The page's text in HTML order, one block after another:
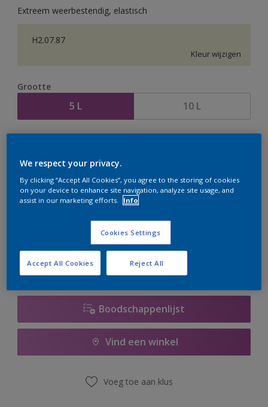
Extreem weerbestendig, elastisch
H2.07.87
Kleur wijzigen
Grootte
5 L 10 L
Op dit moment is het niet mogelijk dit product online
te bestellen. Houd de website in de gaten, we werken
er hard aan om de voorraad aan te vullen.
Boodschappenlijst
Vind een winkel
Voeg toe aan klus
We respect your privacy.
By clicking “Accept All Cookies”, you agree to the storing of cookies
on your device to enhance site navigation, analyze site usage, and
assist in our marketing efforts.
Info
Cookies Settings
Reject All
Accept All Cookies